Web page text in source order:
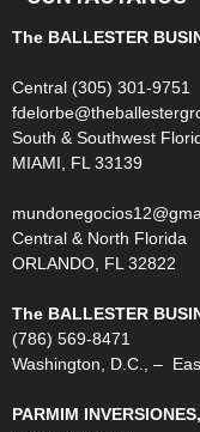
The BALLESTER
Central (305) 301-9751
South & Southwest
MIAMI, FL 33139
Central & North Florida
ORLANDO, FL 32822
The BALLESTER
(786) 569-8471
Washington, D.C., –
PARMIM